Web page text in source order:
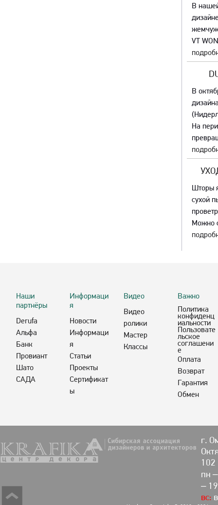
В
VT
В
На
Шторы
сухой
Можно
Наши
партнёры
Derufa
Альфа
Банк
Провиант
Шато
САДА
Информаци
я
Новости
Информаци
я
Статьи
Проекты
Сертификат
ы
Видео
Видео
ролики
Мастер
Классы
Важно
Политика
конфиденц
иальности
Пользовате
льское
соглашени
е
Оплата
Возврат
Гарантия
Обмен
г.
102
пн
–
вс: